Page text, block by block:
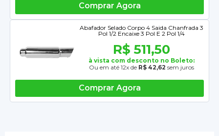
Comprar Agora
Abafador Selado Corpo 4 Saida Chanfrada 3
Pol 1/2 Encaixe 3 Pol E 2 Pol 1/4
R$ 511,50
à vista com desconto no Boleto:
Ou em até 12x de R$ 42,62 sem juros
Comprar Agora